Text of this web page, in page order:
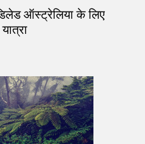
ऑस्ट्रेलिया के लिए